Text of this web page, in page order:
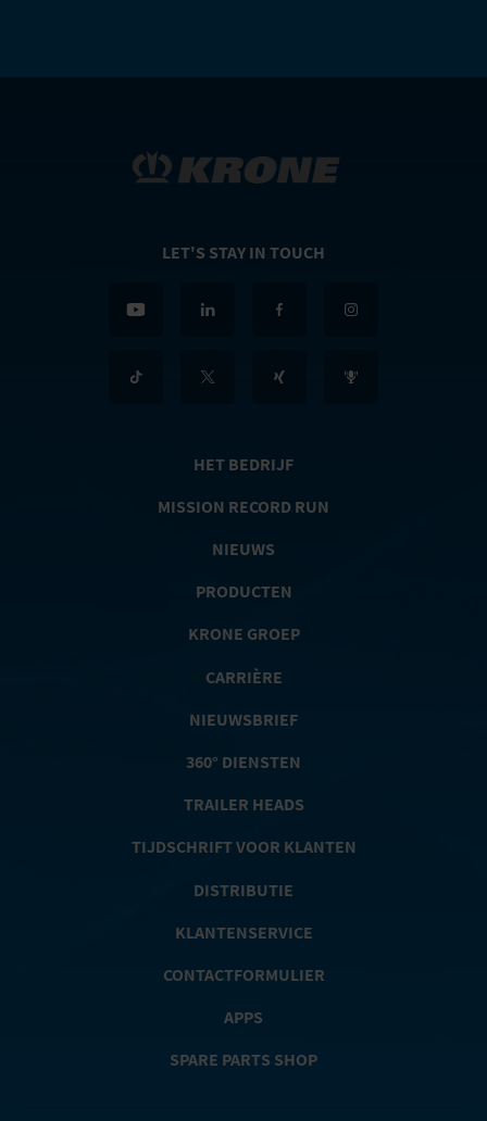
LET'S STAY IN TOUCH
HET BEDRIJF
MISSION RECORD RUN
NIEUWS
PRODUCTEN
KRONE GROEP
CARRIÈRE
NIEUWSBRIEF
360° DIENSTEN
TRAILER HEADS
TIJDSCHRIFT VOOR KLANTEN
DISTRIBUTIE
KLANTENSERVICE
CONTACTFORMULIER
APPS
SPARE PARTS SHOP